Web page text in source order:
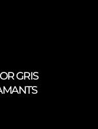
GRIS